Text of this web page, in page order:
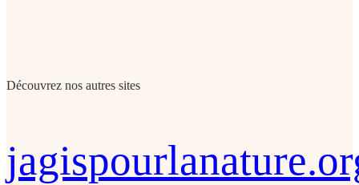
Découvrez nos autres sites